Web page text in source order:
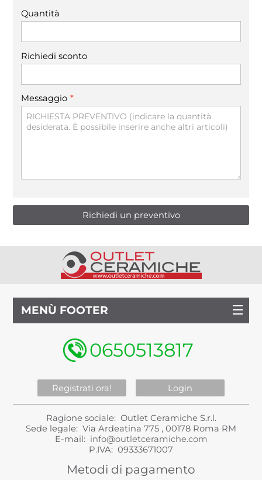
Quantità
Richiedi sconto
Messaggio *
MENÙ FOOTER
0650513817
Registrati ora! Login
Ragione sociale: Outlet Ceramiche S.r.l.
Sede legale: Via Ardeatina 775 , 00178 Roma RM
E-mail: info@outletceramiche.com
P.IVA: 09333671007
Metodi di pagamento